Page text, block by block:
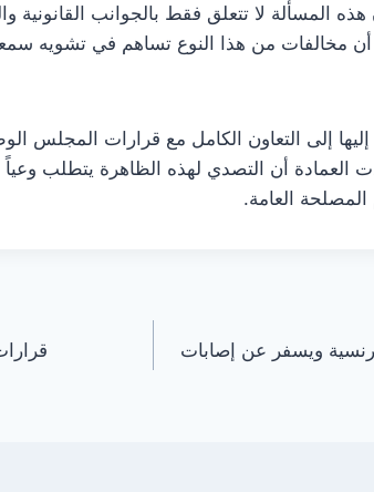
المسألة لا تتعلق فقط بالجوانب القانونية
أن مخالفات من هذا النوع تساهم في تشويه
إلى التعاون الكامل مع قرارات المجلس
أن التصدي لهذه الظاهرة يتطلب وعياً
المصلحة العامة.
ويسفر عن إصابات